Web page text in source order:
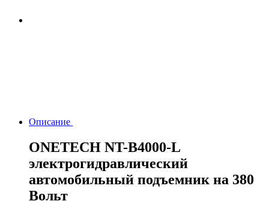
Описание
ONETECH NT-B4000-L
электрогидравлический
автомобильный подъемник на 380
Вольт